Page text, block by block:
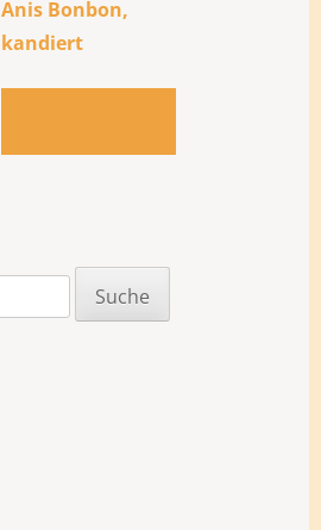
Anis Bonbon,
kandiert
Suche